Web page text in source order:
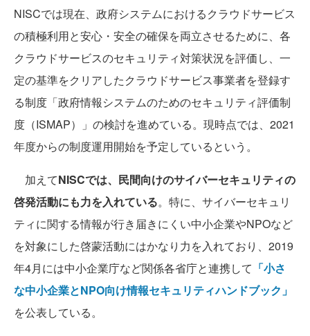
NISCでは現在、政府システムにおけるクラウドサービス
の積極利用と安心・安全の確保を両立させるために、各
クラウドサービスのセキュリティ対策状況を評価し、一
定の基準をクリアしたクラウドサービス事業者を登録す
る制度「政府情報システムのためのセキュリティ評価制
度（ISMAP）」の検討を進めている。現時点では、2021
年度からの制度運用開始を予定しているという。
加えてNISCでは、民間向けのサイバーセキュリティの
啓発活動にも力を入れている。特に、サイバーセキュリ
ティに関する情報が行き届きにくい中小企業やNPOなど
を対象にした啓蒙活動にはかなり力を入れており、2019
年4月には中小企業庁など関係各省庁と連携して 「小さ
な中小企業とNPO向け情報セキュリティハンドブック」
を公表している。